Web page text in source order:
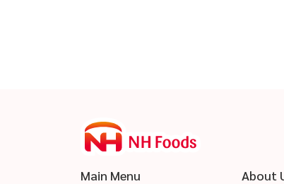
Main Menu About